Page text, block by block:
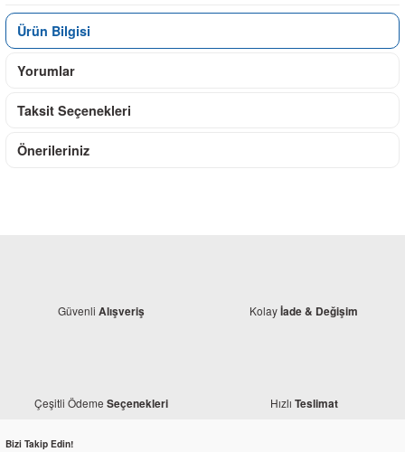
Ürün Bilgisi
Yorumlar
Taksit Seçenekleri
Önerileriniz
Güvenli Alışveriş Kolayİade & Değişim
Çeşitli Ödeme Seçenekleri Hızlı Teslimat
Bizi Takip Edin!